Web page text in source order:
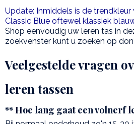
Update: Inmiddels is de trendkleur
Classic Blue oftewel klassiek
Shop eenvoudig uw leren tas in
zoekvenster kunt u zoeken op
Veelgestelde vragen
leren tassen
** Hoe lang gaat een volnerf